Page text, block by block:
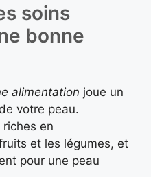
soins
bonne
alimentation joue un
votre peau.
en
et les légumes, et
pour une peau